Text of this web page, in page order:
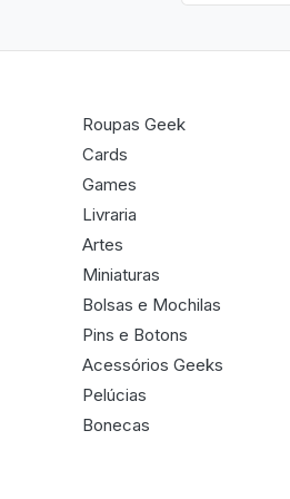
Roupas Geek
Cards
Games
Livraria
Artes
Miniaturas
Bolsas e Mochilas
Pins e Botons
Acessórios Geeks
Pelúcias
Bonecas